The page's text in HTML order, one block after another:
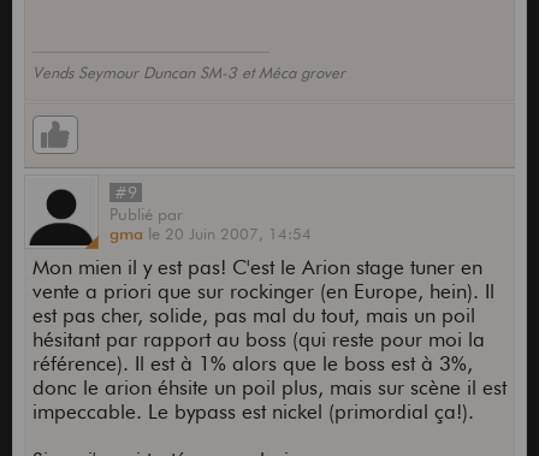
Vends Seymour Duncan SM-3 et Méca grover
#9
Publié par
gma le 20 Juin 2007, 14:54
Mon mien il y est pas! C'est le Arion stage tuner en
vente a priori que sur rockinger (en Europe, hein). Il
est pas cher, solide, pas mal du tout, mais un poil
hésitant par rapport au boss (qui reste pour moi la
référence). Il est à 1% alors que le boss est à 3%,
donc le arion éhsite un poil plus, mais sur scène il est
impeccable. Le bypass est nickel (primordial ça!).